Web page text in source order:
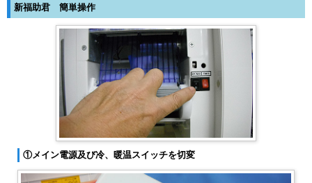
新福助君 簡単操作
①メイン電源及び冷、暖温スイッチを切変